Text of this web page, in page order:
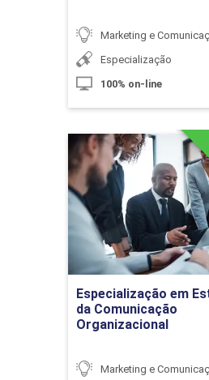
Gerenciamento
da Comunicação
10h
Comunicação
Aplicação e Importância
Marketing e
Especialização
100% on-line
Especialização em
da Comunicação
Organizacional
Marketing e
Detalhes
Ir para